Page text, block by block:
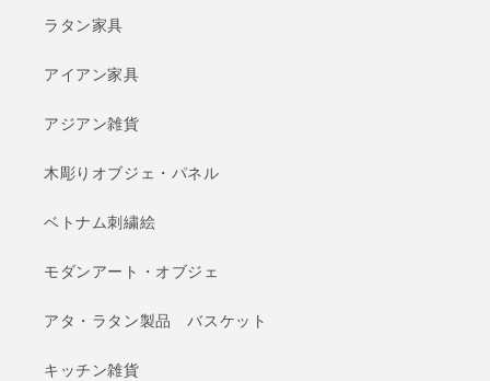
ラタン家具
アイアン家具
アジアン雑貨
木彫りオブジェ・パネル
ベトナム刺繍絵
モダンアート・オブジェ
アタ・ラタン製品 バスケット
キッチン雑貨